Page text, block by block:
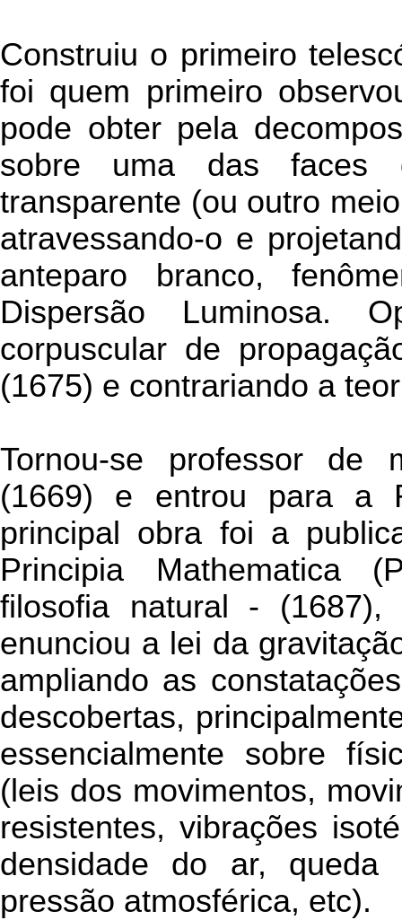
Construiu o primeiro
foi quem primeiro
pode obter pela
sobre uma das faces
transparente (ou outro
atravessando-o e
anteparo branco,
Dispersão Luminosa.
corpuscular de
(1675) e contrariando a
Tornou-se professor de
(1669) e entrou para a
principal obra foi a
Principia Mathematica
filosofia natural -
enunciou a lei da
ampliando as
descobertas,
essencialmente sobre
(leis dos movimentos,
resistentes, vibrações
densidade do ar, queda
pressão atmosférica, etc).